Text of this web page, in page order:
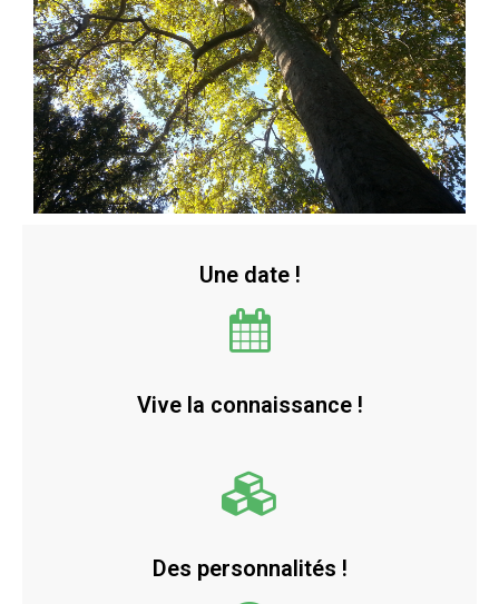
Une date !
Vive la connaissance !
Des personnalités !